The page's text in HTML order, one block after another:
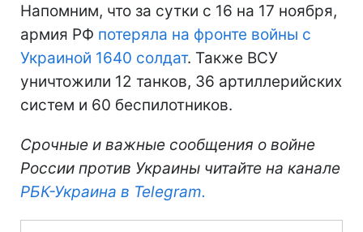
Напомним, что за сутки с 16 на 17 ноября,
армия РФ потеряла на фронте войны с
Украиной 1640 солдат. Также ВСУ
уничтожили 12 танков, 36 артиллерийских
систем и 60 беспилотников.
Срочные и важные сообщения о войне
России против Украины читайте на канале
РБК-Украина в Telegram.